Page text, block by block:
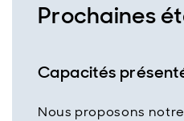
Prochaines
Capacités
Nous proposons